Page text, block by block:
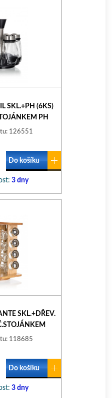
SKL.+PH (6KS)
PH
126551
Do košíku
3 dny
SKL.+DŘEV.
118685
Do košíku
3 dny